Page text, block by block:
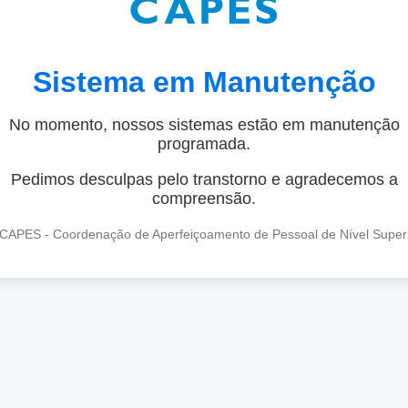
Sistema em Manutenção
No momento, nossos sistemas estão em manutenção
programada.
Pedimos desculpas pelo transtorno e agradecemos a
compreensão.
- Coordenação de Aperfeiçoamento de Pessoal de Nível